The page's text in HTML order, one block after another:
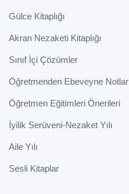
Gülce Kitaplığı
Akran Nezaketi Kitaplığı
Sınıf İçi Çözümler
Öğretmenden Ebeveyne Notlar
Öğretmen Eğitimleri Önerileri
İyilik Serüveni-Nezaket Yılı
Aile Yılı
Sesli Kitaplar